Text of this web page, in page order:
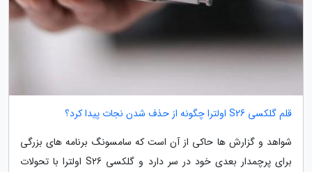
قلم گلکسی S26 اولترا چگونه از حذف شدن نجات پیدا کرد؟
شواهد و گزارش ها حاکی از آن است که سامسونگ برنامه های بزرگی
برای پرچمدار بعدی خود در سر دارد و گلکسی S26 اولترا با تحولات